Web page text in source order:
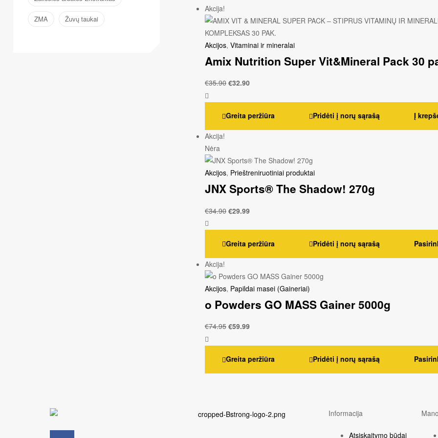
Akcija!
Akcijos, Vitaminai ir mineralai
Amix Nutrition Super Vit&Mineral Pack 30
€35.90 €32.90
Greita peržiūra Pridėti į norų sąrašą Į
Akcija!
Nėra
Akcijos, Prieštreniruotiniai produktai
JNX Sports® The Shadow! 270g
€34.90 €29.99
Greita peržiūra Pridėti į norų sąrašą
Akcija!
Akcijos, Papildai masei (Gaineriai)
o Powders GO MASS Gainer 5000g
€74.95 €59.99
Greita peržiūra Pridėti į norų sąrašą
ZMA Žuvų taukai
Informacija
Atsiskaitymo būdai